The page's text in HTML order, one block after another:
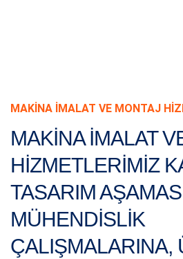
MAKINA İMALAT VE MONTAJ
MAKINA IMALAT
HIZMETLERIMIZ
TASARIM
MÜHENDISLIK
ÇALIŞMALARINA,